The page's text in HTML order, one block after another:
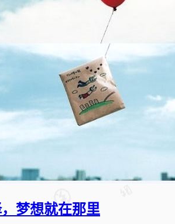
梦想就在那里